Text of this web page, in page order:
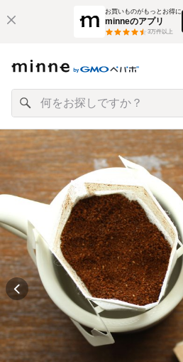
お買いものがもっとお得に
minneのアプリ
3万件以上